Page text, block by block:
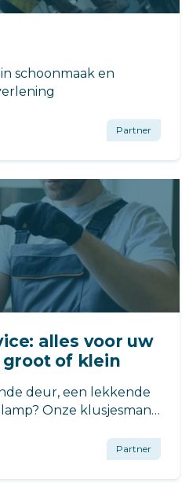
schoonmaak en
Partner
alles voor uw
of klein
deur, een lekkende
Onze klusjesman
van klein onderhoud
Partner